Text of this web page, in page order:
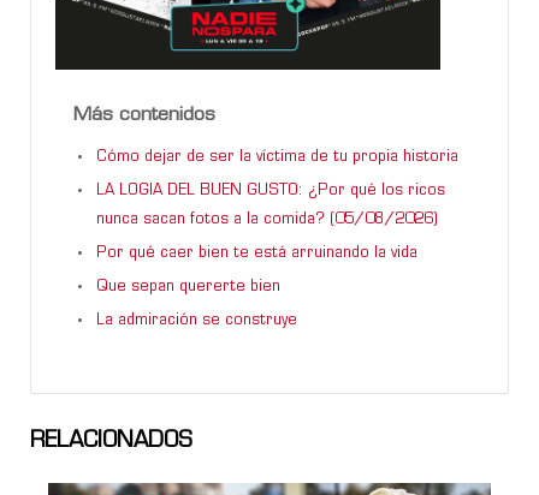
Más contenidos
Cómo dejar de ser la víctima de tu propia historia
LA LOGIA DEL BUEN GUSTO: ¿Por qué los ricos
nunca sacan fotos a la comida? (05/08/2026)
Por qué caer bien te está arruinando la vida
Que sepan quererte bien
La admiración se construye
RELACIONADOS